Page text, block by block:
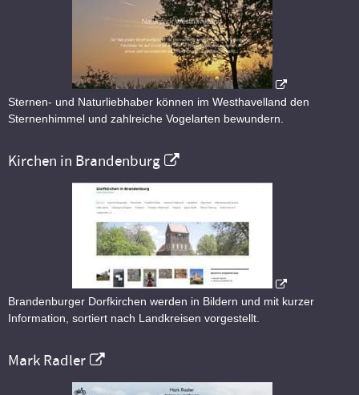
Sternen- und Naturliebhaber können im Westhavelland den
Sternenhimmel und zahlreiche Vogelarten bewundern.
Kirchen in Brandenburg
Brandenburger Dorfkirchen werden in Bildern und mit kurzer
Information, sortiert nach Landkreisen vorgestellt.
Mark Radler